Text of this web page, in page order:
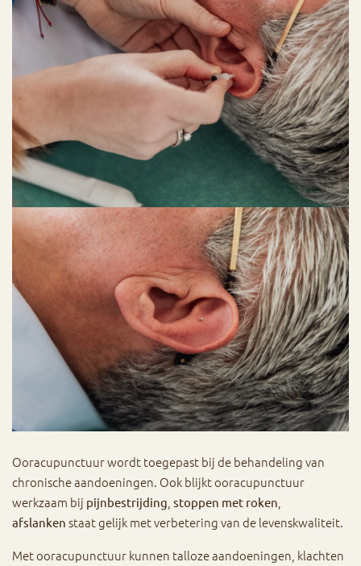
Ooracupunctuur wordt toegepast bij de behandeling van
chronische aandoeningen. Ook blijkt ooracupunctuur
werkzaam bij pijnbestrijding, stoppen met roken,
afslanken staat gelijk met verbetering van de levenskwaliteit.
Met ooracupunctuur kunnen talloze aandoeningen, klachten